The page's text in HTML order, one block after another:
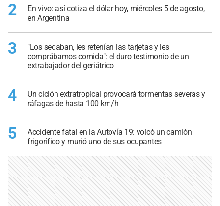
2
En vivo: así cotiza el dólar hoy, miércoles 5 de agosto,
en Argentina
3
"Los sedaban, les retenían las tarjetas y les
comprábamos comida": el duro testimonio de un
extrabajador del geriátrico
4
Un ciclón extratropical provocará tormentas severas y
ráfagas de hasta 100 km/h
5
Accidente fatal en la Autovía 19: volcó un camión
frigorífico y murió uno de sus ocupantes